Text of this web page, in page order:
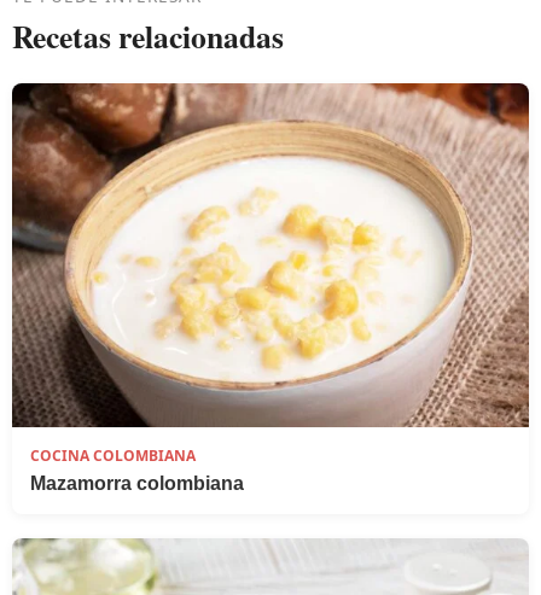
Recetas relacionadas
COCINA COLOMBIANA
Mazamorra colombiana